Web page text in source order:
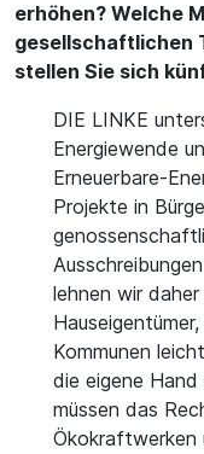
erhöhen? Welche
gesellschaftlichen
stellen Sie sich
DIE LINKE
Energiewende
Erneuerbare-
Projekte in
lehnen wir
Kommunen
die eigene
müssen das
Ökokraftwerken